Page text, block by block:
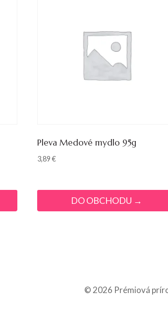
Pleva Medové mydlo 95g
3,89€
DO OBCHODU →
© 2026 Prémiová